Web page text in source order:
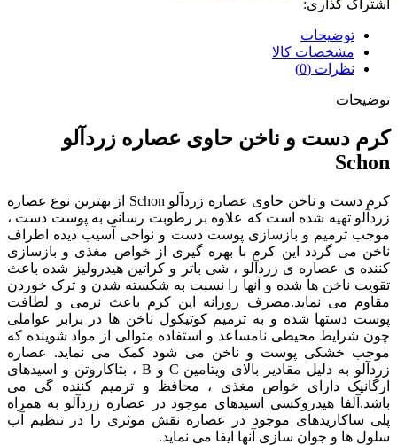
اشتراک گذاری:
توضیحات
مشخصات کالا
نظرات (0)
توضیحات
کرم دست و ناخن حاوی عصاره زردآلو
Schon
کرم دست و ناخن حاوی عصاره زردآلو Schon از بهترین نوع عصاره
زردآلو تهیه شده است که علاوه بر رطوبت رسانی به پوست دست ،
موجب ترمیم و بازسازی پوست دست و نواحی آسیب دیده اطراف
ناخن می گردد این کرم با بهره گیری از خواص مغذی و بازسازی
کننده ی عصاره ی زردآلو ، شی باتر و کراتین هیدرولیز شده باعث
تقویت ناخن ها شده و آنها را نسبت به شکسته شدن و ترک خوردن
مقاوم می نماید.مصرف روزانه این کرم باعث نرمی و لطافت
پوست دستها شده و به ترمیم کوتیکول ناخن ها در برابر عواملی
چون شرایط محیطی نامساعد و استفاده متوالی از مواد شوینده که
موجب خشکی پوست و ناخن می شود کمک می نماید. عصاره
زردآلو به دلیل مقادیر بالای ویتامین C و B ، بتاکاروتن و اسیدهای
ارگانیک دارای خواص مغذی ، محافظ و ترمیم کننده گی می
باشد.آلفا هیدروکسی اسیدهای موجود در عصاره زردآلو به همراه
پلی ساکاریدهای موجود در عصاره نقش موثری را در تنظیم آب
سلول ها و جوان سازی آنها ایفا می نماید.